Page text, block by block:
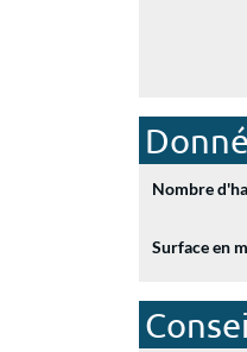
Nombre
Surface en